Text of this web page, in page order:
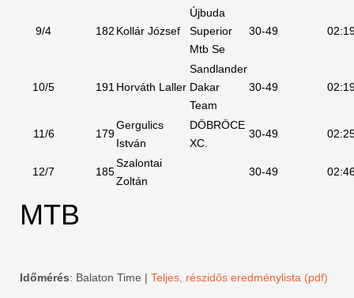
9/4 182 Kollár József
Újbuda
Superior
Mtb Se
30-49
10/5 191 Horváth Laller
Sandlander
Dakar
Team
30-49
11/6 179
Gergulics
István
DÖBRÖCE
XC.
30-49
12/7 185
Szalontai
Zoltán
30-49
MTB
Időmérés: Balaton Time | Teljes, részidős eredménylista (pdf)